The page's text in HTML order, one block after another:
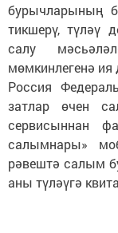
бурычларының
тикшерү, түләү
салу
мөмкинлегенә ия
Россия
затлар өчен
сервисыннан
салымнары»
рәвештә салым
аны түләүгә